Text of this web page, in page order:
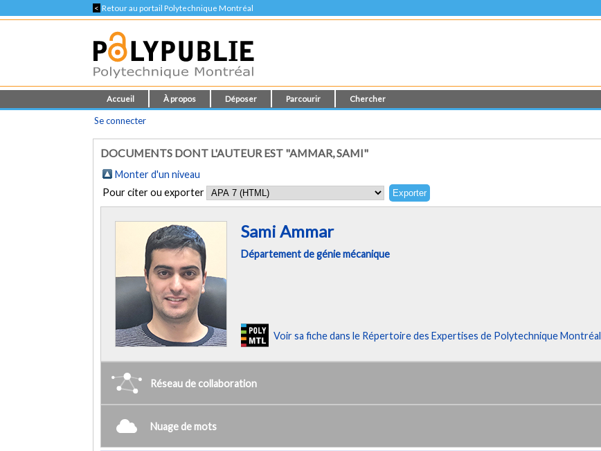
< Retour au portail Polytechnique Montréal
Accueil À propos Déposer Parcourir Chercher
Se connecter
DOCUMENTS DONT L'AUTEUR EST "AMMAR, SAMI"
Monter d'un niveau
Pour citer ou exporter
Sami Ammar
Département de génie mécanique
Voir sa fiche dans le Répertoire des Expertises de Polytechnique Montréal
Réseau de collaboration
Nuage de mots